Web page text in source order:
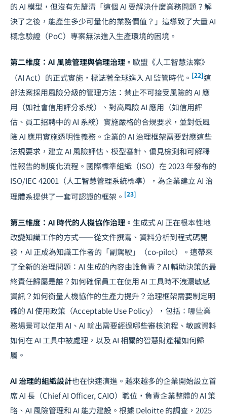
的 AI 模型，但沒有先釐清「這個 AI 要解決什麼業務問題？解
決了之後，能產生多少可量化的業務價值？」這導致了大量 AI
概念驗證（PoC）專案無法進入生產環境的困境。
第二維度：AI 風險管理與倫理治理。 歐盟《人工智慧法案》
（AI Act）的正式實施，標誌著全球進入 AI 監管時代。 [22]這
部法案採用風險分級的管理方法：禁止不可接受風險的 AI 應
用（如社會信用評分系統）、對高風險 AI 應用（如信用評
估、員工招聘中的 AI 系統）實施嚴格的合規要求，並對低風
險 AI 應用實施透明性義務。企業的 AI 治理框架需要對應這些
法規要求，建立 AI 風險評估、模型審計、偏見檢測和可解釋
性報告的制度化流程。國際標準組織（ISO）在 2023 年發布的
ISO/IEC 42001（人工智慧管理系統標準），為企業建立 AI 治
理體系提供了一套可認證的框架。 [23]
第三維度：AI 時代的人機協作治理。 生成式 AI 正在根本性地
改變知識工作的方式——從文件撰寫、資料分析到程式碼開
發，AI 正成為知識工作者的「副駕駛」（co-pilot）。這帶來
了全新的治理問題：AI 生成的內容由誰負責？AI 輔助決策的最
終責任歸屬是誰？如何確保員工在使用 AI 工具時不洩漏敏感
資訊？如何衡量人機協作的生產力提升？治理框架需要制定明
確的 AI 使用政策（Acceptable Use Policy），包括：哪些業
務場景可以使用 AI、AI 輸出需要經過哪些審核流程、敏感資料
如何在 AI 工具中被處理，以及 AI 相關的智慧財產權如何歸
屬。
AI 治理的組織設計也在快速演進。越來越多的企業開始設立首
席 AI 長（Chief AI Officer, CAIO）職位，負責企業整體的 AI 策
略、AI 風險管理和 AI 能力建設。根據 Deloitte 的調查，2025